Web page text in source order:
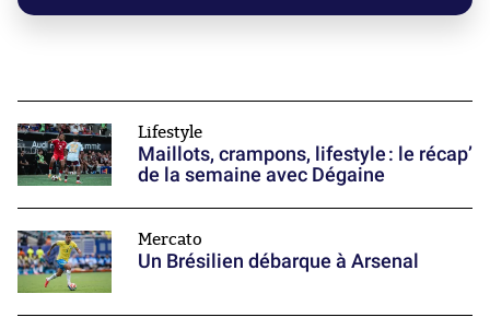
Lifestyle
Maillots, crampons, lifestyle : le récap’
de la semaine avec Dégaine
Mercato
Un Brésilien débarque à Arsenal